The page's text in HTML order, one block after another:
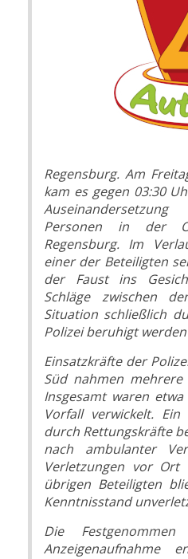
Regensburg. Am
kam es gegen 03:30
Personen in der
Regensburg. Im
einer der Beteiligten
der Faust ins
Schläge zwischen
Situation schließlich
Polizei beruhigt
Einsatzkräfte der
Süd nahmen
Insgesamt waren
Vorfall verwickelt.
durch Rettungskräfte
nach ambulanter
Verletzungen vor Ort
übrigen Beteiligten
Kenntnisstand
Die
Anzeigenaufnahme